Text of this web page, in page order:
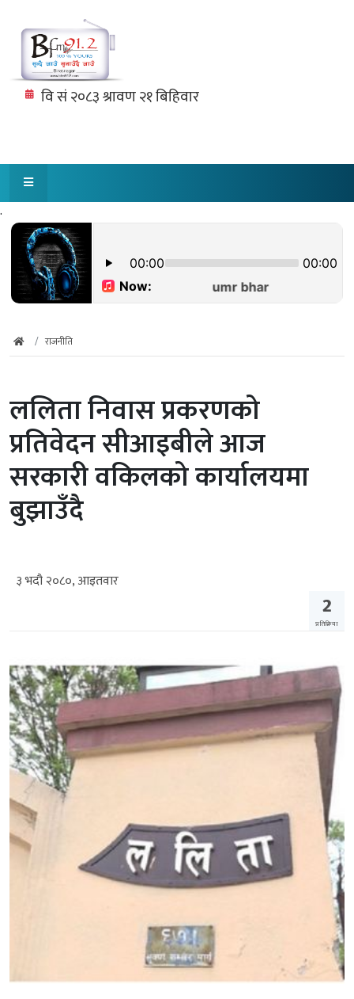
.
राजनीति
ललिता निवास प्रकरणको
प्रतिवेदन सीआइबीले आज
सरकारी वकिलको कार्यालयमा
बुझाउँदै
३ भदौ २०८०, आइतवार
2
प्रतिक्रिया